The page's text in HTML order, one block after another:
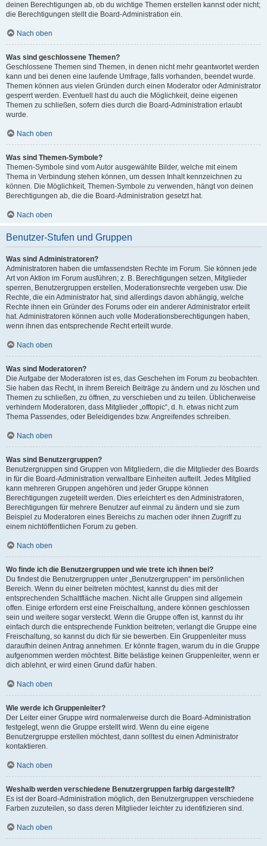
deinen Berechtigungen ab, ob du wichtige Themen erstellen kannst oder nicht;
die Berechtigungen stellt die Board-Administration ein.
Nach oben
Was sind geschlossene Themen?
Geschlossene Themen sind Themen, in denen nicht mehr geantwortet werden
kann und bei denen eine laufende Umfrage, falls vorhanden, beendet wurde.
Themen können aus vielen Gründen durch einen Moderator oder Administrator
gesperrt werden. Eventuell hast du auch die Möglichkeit, deine eigenen
Themen zu schließen, sofern dies durch die Board-Administration erlaubt
wurde.
Nach oben
Was sind Themen-Symbole?
Themen-Symbole sind vom Autor ausgewählte Bilder, welche mit einem
Thema in Verbindung stehen können, um dessen Inhalt kennzeichnen zu
können. Die Möglichkeit, Themen-Symbole zu verwenden, hängt von deinen
Berechtigungen ab, die die Board-Administration gesetzt hat.
Nach oben
Benutzer-Stufen und Gruppen
Was sind Administratoren?
Administratoren haben die umfassendsten Rechte im Forum. Sie können jede
Art von Aktion im Forum ausführen; z. B. Berechtigungen setzen, Mitglieder
sperren, Benutzergruppen erstellen, Moderationsrechte vergeben usw. Die
Rechte, die ein Administrator hat, sind allerdings davon abhängig, welche
Rechte ihnen ein Gründer des Forums oder ein anderer Administrator erteilt
hat. Administratoren können auch volle Moderationsberechtigungen haben,
wenn ihnen das entsprechende Recht erteilt wurde.
Nach oben
Was sind Moderatoren?
Die Aufgabe der Moderatoren ist es, das Geschehen im Forum zu beobachten.
Sie haben das Recht, in ihrem Bereich Beiträge zu ändern und zu löschen und
Themen zu schließen, zu öffnen, zu verschieben und zu teilen. Üblicherweise
verhindern Moderatoren, dass Mitglieder „offtopic“, d. h. etwas nicht zum
Thema Passendes, oder Beleidigendes bzw. Angreifendes schreiben.
Nach oben
Was sind Benutzergruppen?
Benutzergruppen sind Gruppen von Mitgliedern, die die Mitglieder des Boards
in für die Board-Administration verwaltbare Einheiten aufteilt. Jedes Mitglied
kann mehreren Gruppen angehören und jeder Gruppe können
Berechtigungen zugeteilt werden. Dies erleichtert es den Administratoren,
Berechtigungen für mehrere Benutzer auf einmal zu ändern und sie zum
Beispiel zu Moderatoren eines Bereichs zu machen oder ihnen Zugriff zu
einem nichtöffentlichen Forum zu geben.
Nach oben
Wo finde ich die Benutzergruppen und wie trete ich ihnen bei?
Du findest die Benutzergruppen unter „Benutzergruppen“ im persönlichen
Bereich. Wenn du einer beitreten möchtest, kannst du dies mit der
entsprechenden Schaltfläche machen. Nicht alle Gruppen sind allgemein
offen. Einige erfordern erst eine Freischaltung, andere können geschlossen
sein und weitere sogar versteckt. Wenn die Gruppe offen ist, kannst du ihr
einfach durch die entsprechende Funktion beitreten; verlangt die Gruppe eine
Freischaltung, so kannst du dich für sie bewerben. Ein Gruppenleiter muss
daraufhin deinen Antrag annehmen. Er könnte fragen, warum du in die Gruppe
aufgenommen werden möchtest. Bitte belästige keinen Gruppenleiter, wenn er
dich ablehnt, er wird einen Grund dafür haben.
Nach oben
Wie werde ich Gruppenleiter?
Der Leiter einer Gruppe wird normalerweise durch die Board-Administration
festgelegt, wenn die Gruppe erstellt wird. Wenn du eine eigene
Benutzergruppe erstellen möchtest, dann solltest du einen Administrator
kontaktieren.
Nach oben
Weshalb werden verschiedene Benutzergruppen farbig dargestellt?
Es ist der Board-Administration möglich, den Benutzergruppen verschiedene
Farben zuzuteilen, so dass deren Mitglieder leichter zu identifizieren sind.
Nach oben